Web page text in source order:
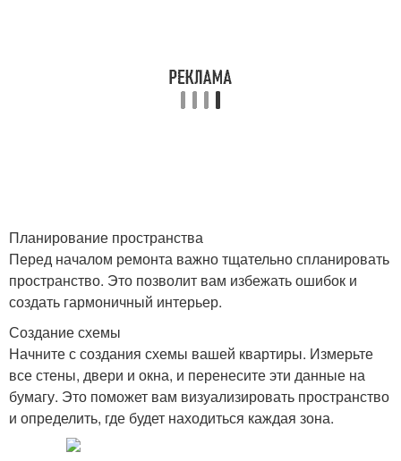
Планирование пространства
Перед началом ремонта важно тщательно спланировать
пространство. Это позволит вам избежать ошибок и
создать гармоничный интерьер.
Создание схемы
Начните с создания схемы вашей квартиры. Измерьте
все стены, двери и окна, и перенесите эти данные на
бумагу. Это поможет вам визуализировать пространство
и определить, где будет находиться каждая зона.